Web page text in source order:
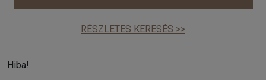
RÉSZLETES KERESÉS >>
Hiba!